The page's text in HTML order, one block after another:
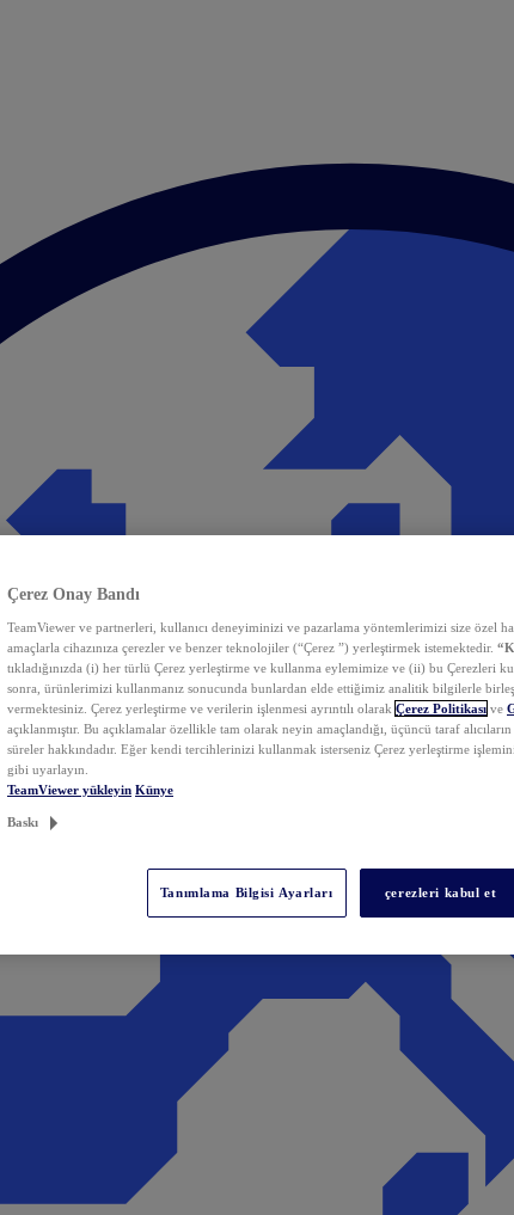
Çerez Onay Bandı
TeamViewer ve partnerleri, kullanıcı deneyiminizi ve pazarlama yöntemlerimizi size özel
amaçlarla cihazınıza çerezler ve benzer teknolojiler (“Çerez ”) yerleştirmek istemektedir.
tıkladığınızda (i) her türlü Çerez yerleştirme ve kullanma eylemimize ve (ii) bu Çerezleri
sonra, ürünlerimizi kullanmanız sonucunda bunlardan elde ettiğimiz analitik bilgilerle
vermektesiniz. Çerez yerleştirme ve verilerin işlenmesi ayrıntılı olarak Çerez Politikası ve
açıklanmıştır. Bu açıklamalar özellikle tam olarak neyin amaçlandığı, üçüncü taraf
süreler hakkındadır. Eğer kendi tercihlerinizi kullanmak isterseniz Çerez yerleştirme
gibi uyarlayın.
TeamViewer yükleyin Künye
Baskı
Tanımlama Bilgisi Ayarları çerezleri kabul et